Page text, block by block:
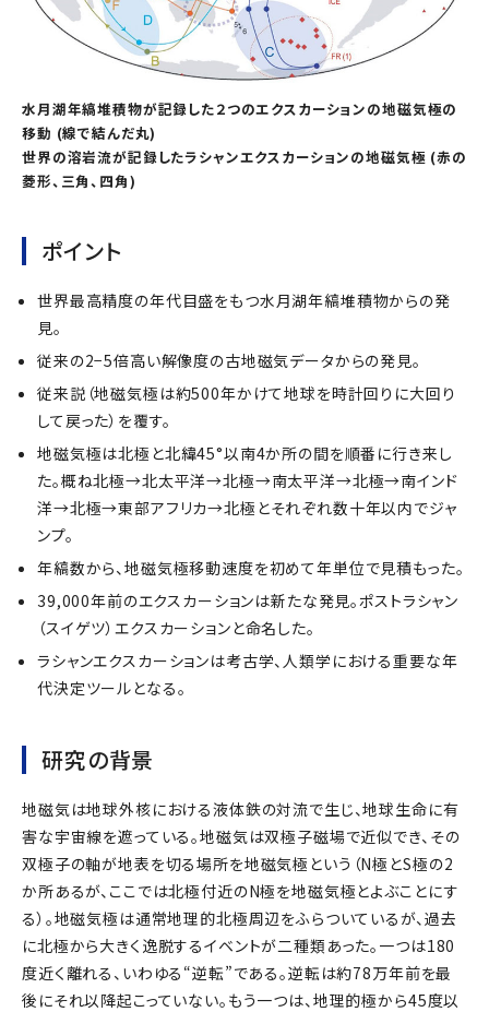
水月湖年縞堆積物が記録した２つのエクスカーションの地磁気極の
移動 (線で結んだ丸)
世界の溶岩流が記録したラシャンエクスカーションの地磁気極 (赤の
菱形、三角、四角)
ポイント
世界最高精度の年代目盛をもつ水月湖年縞堆積物からの発
見。
従来の2−5倍高い解像度の古地磁気データからの発見。
従来説（地磁気極は約500年かけて地球を時計回りに大回り
して戻った）を覆す。
地磁気極は北極と北緯45°以南4か所の間を順番に行き来し
た。概ね北極→北太平洋→北極→南太平洋→北極→南インド
洋→北極→東部アフリカ→北極とそれぞれ数十年以内でジャ
ンプ。
年縞数から、地磁気極移動速度を初めて年単位で見積もった。
39,000年前のエクスカーションは新たな発見。ポストラシャン
（スイゲツ）エクスカーションと命名した。
ラシャンエクスカーションは考古学、人類学における重要な年
代決定ツールとなる。
研究の背景
地磁気は地球外核における液体鉄の対流で生じ、地球生命に有
害な宇宙線を遮っている。地磁気は双極子磁場で近似でき、その
双極子の軸が地表を切る場所を地磁気極という（N極とS極の2
か所あるが、ここでは北極付近のN極を地磁気極とよぶことにす
る）。地磁気極は通常地理的北極周辺をふらついているが、過去
に北極から大きく逸脱するイベントが二種類あった。一つは180
度近く離れる、いわゆる“逆転”である。逆転は約78万年前を最
後にそれ以降起こっていない。もう一つは、地理的極から45度以